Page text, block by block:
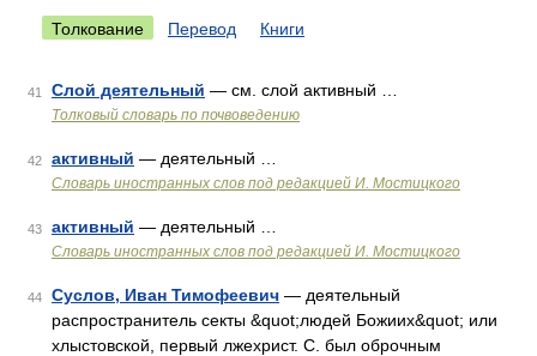
Толкование Перевод Книги
41 Слой деятельный — см. слой активный …
Толковый словарь по почвоведению
42 активный — деятельный …
Словарь иностранных слов под редакцией И. Мостицкого
43 активный — деятельный …
Словарь иностранных слов под редакцией И. Мостицкого
44 Суслов, Иван Тимофеевич — деятельный
распространитель секты &quot;людей Божиих&quot; или
хлыстовской, первый лжехрист. С. был оброчным